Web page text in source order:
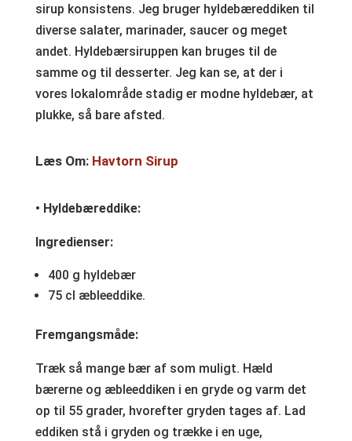
sirup konsistens. Jeg bruger hyldebæreddiken til
diverse salater, marinader, saucer og meget
andet. Hyldebærsiruppen kan bruges til de
samme og til desserter. Jeg kan se, at der i
vores lokalområde stadig er modne hyldebær, at
plukke, så bare afsted.
Læs Om: Havtorn Sirup
• Hyldebæreddike:
Ingredienser:
400 g hyldebær
75 cl æbleeddike.
Fremgangsmåde:
Træk så mange bær af som muligt. Hæld
bærerne og æbleeddiken i en gryde og varm det
op til 55 grader, hvorefter gryden tages af. Lad
eddiken stå i gryden og trække i en uge,